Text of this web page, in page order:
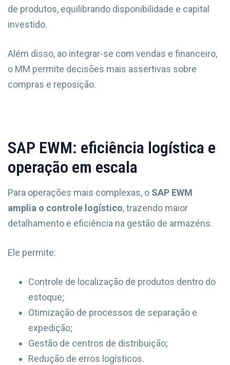
de produtos, equilibrando disponibilidade e capital
investido.
Além disso, ao integrar-se com vendas e financeiro,
o MM permite decisões mais assertivas sobre
compras e reposição.
SAP EWM: eficiência logística e
operação em escala
Para operações mais complexas, o SAP EWM
amplia o controle logístico, trazendo maior
detalhamento e eficiência na gestão de armazéns.
Ele permite:
Controle de localização de produtos dentro do
estoque;
Otimização de processos de separação e
expedição;
Gestão de centros de distribuição;
Redução de erros logísticos.